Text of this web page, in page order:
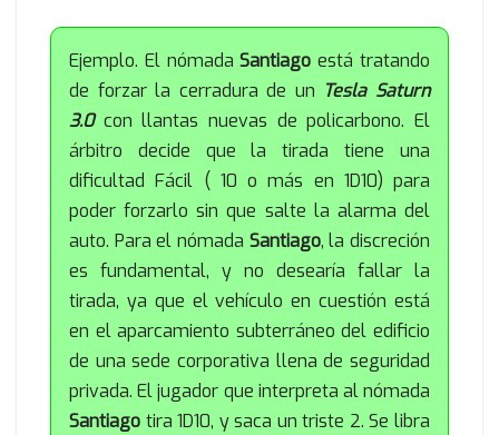
Ejemplo. El nómadaSantiago está tratando
de forzar la cerradura de un Tesla Saturn
3.0con llantas nuevas de policarbono. El
árbitro decide que la tirada tiene una
dificultad Fácil ( 10 o más en 1D10) para
poder forzarlo sin que salte la alarma del
auto. Para el nómada Santiago, la discreción
es fundamental, y no desearía fallar la
tirada, ya que el vehículo en cuestión está
en el aparcamiento subterráneo del edificio
de una sede corporativa llena de seguridad
privada. El jugador que interpreta al nómada
Santiago tira 1D10, y saca un triste 2. Se libra